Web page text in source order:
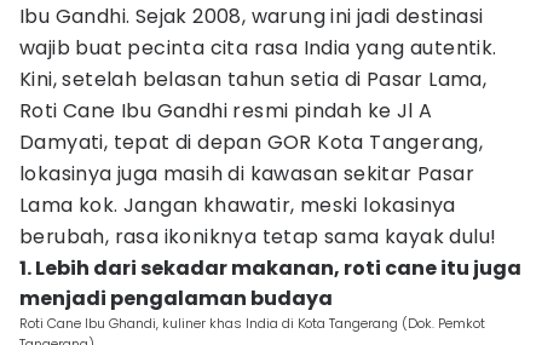
Ibu Gandhi. Sejak 2008, warung ini jadi destinasi
wajib buat pecinta cita rasa India yang autentik.
Kini, setelah belasan tahun setia di Pasar Lama,
Roti Cane Ibu Gandhi resmi pindah ke Jl A
Damyati, tepat di depan GOR Kota Tangerang,
lokasinya juga masih di kawasan sekitar Pasar
Lama kok. Jangan khawatir, meski lokasinya
berubah, rasa ikoniknya tetap sama kayak dulu!
1. Lebih dari sekadar makanan, roti cane itu juga
menjadi pengalaman budaya
Roti Cane Ibu Ghandi, kuliner khas India di Kota Tangerang (Dok. Pemkot